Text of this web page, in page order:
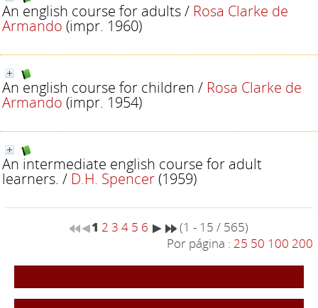
An english course for adults/ Rosa Clarke de
Armando (impr. 1960)
An english course for children / Rosa Clarke de
Armando (impr. 1954)
An intermediate english course for adult
learners. / D.H. Spencer(1959)
1 2 3 4 5 6
(1 - 15 / 565)
Por página : 25 50 100 200